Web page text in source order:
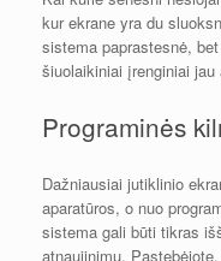
kur ekrane yra du
sistema paprastesnė,
šiuolaikiniai įrenginiai
Programinės
Dažniausiai jutiklinio
aparatūros, o nuo
sistema gali būti tikras
atnaujinimų.